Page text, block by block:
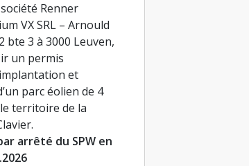
Renner
VX SRL – Arnould
bte 3 à 3000 Leuven,
un permis
et
parc éolien de 4
territoire de la
arrêté du SPW en